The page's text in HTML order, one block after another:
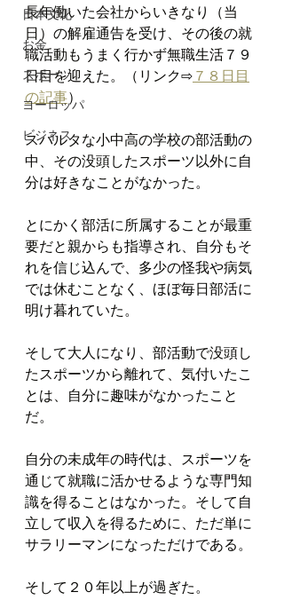
日本文化
お金
スポーツ
ヨーロッパ
ビジネス
長年働いた会社からいきなり（当
日）の解雇通告を受け、その後の就
職活動もうまく行かず無職生活７９
日目を迎えた。（リンク⇨７８日目
の記事）
スパルタな小中高の学校の部活動の
中、その没頭したスポーツ以外に自
分は好きなことがなかった。
とにかく部活に所属することが最重
要だと親からも指導され、自分もそ
れを信じ込んで、多少の怪我や病気
では休むことなく、ほぼ毎日部活に
明け暮れていた。
そして大人になり、部活動で没頭し
たスポーツから離れて、気付いたこ
とは、自分に趣味がなかったこと
だ。
自分の未成年の時代は、スポーツを
通じて就職に活かせるような専門知
識を得ることはなかった。そして自
立して収入を得るために、ただ単に
サラリーマンになっただけである。
そして２０年以上が過ぎた。